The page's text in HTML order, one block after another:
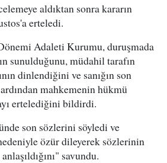
aldıktan sonra kararın
erteledi.
Adaleti Kurumu, duruşmada
sunulduğunu, müdahil tarafın
dinlendiğini ve sanığın son
mahkemenin hükmü
ertelediğini bildirdi.
son sözlerini söyledi ve
özür dileyerek sözlerinin
savundu.